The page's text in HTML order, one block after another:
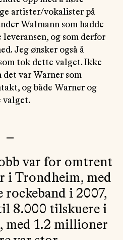
artister/vokalister på
Walmann som hadde
leveransen, og som derfor
Jeg ønsker også å
tok dette valget. Ikke
var Warner som
og både Warner og
valget.
—
var for omtrent
i Trondheim, med
i 2007,
8.000 tilskuere i
med 1.2 millioner